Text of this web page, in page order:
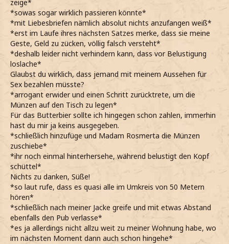
zeige*
*sowas sogar wirklich passieren könnte*
*mit Liebesbriefen nämlich absolut nichts anzufangen weiß*
*erst im Laufe ihres nächsten Satzes merke, dass sie meine
Geste, Geld zu zücken, völlig falsch versteht*
*deshalb leider nicht verhindern kann, dass vor Belustigung
loslache*
Glaubst du wirklich, dass jemand mit meinem Aussehen für
Sex bezahlen müsste?
*arrogant erwider und einen Schritt zurücktrete, um die
Münzen auf den Tisch zu legen*
Für das Butterbier sollte ich hingegen schon zahlen, immerhin
hast du mir ja keins ausgegeben.
*schließlich hinzufüge und Madam Rosmerta die Münzen
zuschiebe*
*ihr noch einmal hinterhersehe, während belustigt den Kopf
schüttel*
Nichts zu danken, Süße!
*so laut rufe, dass es quasi alle im Umkreis von 50 Metern
hören*
*schließlich nach meiner Jacke greife und mit etwas Abstand
ebenfalls den Pub verlasse*
*es ja allerdings nicht allzu weit zu meiner Wohnung habe, wo
im nächsten Moment dann auch schon hingehe*